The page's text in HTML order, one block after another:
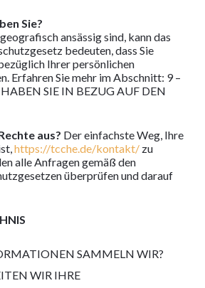
Sie?
ansässig sind, kann das
bedeuten, dass Sie
Ihrer persönlichen
Erfahren Sie mehr im Abschnitt: 9 –
SIE IN BEZUG AUF DEN
aus? Der einfachste Weg, Ihre
https://tcche.de/kontakt/zu
alle Anfragen gemäß den
überprüfen und darauf
SAMMELN WIR?
WIR IHRE